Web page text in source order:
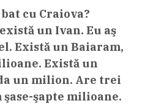
bat cu Craiova?
un Ivan. Eu aş
Există un Baiaram,
Există un
un milion. Are trei
şapte milioane.